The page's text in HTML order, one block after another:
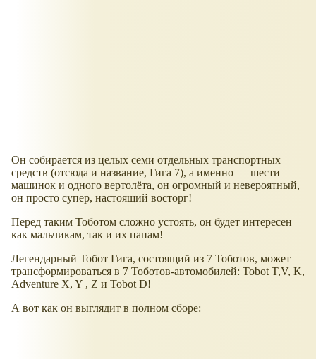
Он собирается из целых семи отдельных транспортных
средств (отсюда и название, Гига 7), а именно — шести
машинок и одного вертолёта, он огромный и невероятный,
он просто супер, настоящий восторг!
Перед таким Тоботом сложно устоять, он будет интересен
как мальчикам, так и их папам!
Легендарный Тобот Гига, состоящий из 7 Тоботов, может
трансформироваться в 7 Тоботов-автомобилей: Tobot T,V, K,
Adventure X, Y , Z и Tobot D!
А вот как он выглядит в полном сборе: